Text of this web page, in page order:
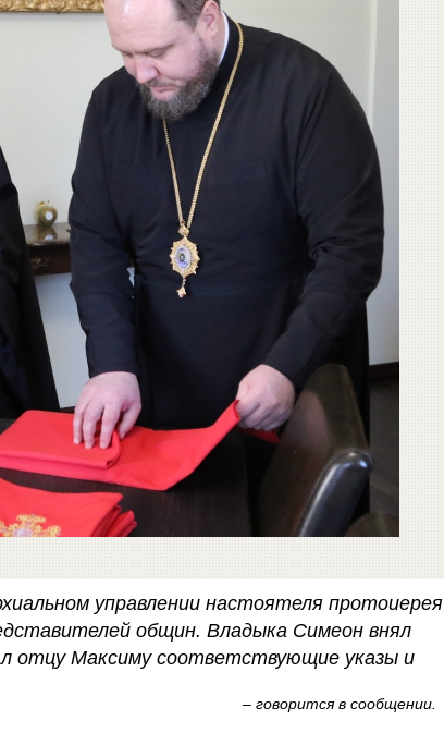
управлении настоятеля протоиерея
общин. Владыка Симеон внял
отцу Максиму соответствующие указы и
– говорится в сообщении.